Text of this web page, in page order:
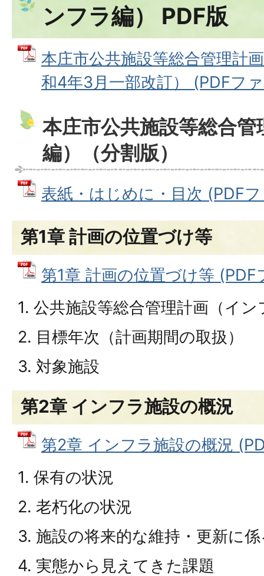
ンフラ編） PDF版
本庄市公共施設等総合管理計
和4年3月一部改訂） (PDFフ
本庄市公共施設等総合
編）（分割版）
表紙・はじめに・目次 (PDF
第1章 計画の位置づけ等
第1章 計画の位置づけ等
1. 公共施設等総合管理計画（イ
2. 目標年次（計画期間の取扱）
3. 対象施設
第2章 インフラ施設の概況
第2章 インフラ施設の概況
1. 保有の状況
2. 老朽化の状況
3. 施設の将来的な維持・更新に
4. 実態から見えてきた課題